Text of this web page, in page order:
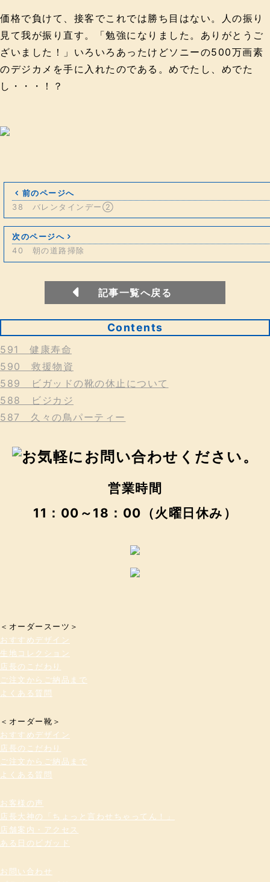
価格で負けて、接客でこれでは勝ち目はない。人の振り
見て我が振り直す。「勉強になりました。ありがとうご
ざいました！」いろいろあったけどソニーの500万画素
のデジカメを手に入れたのである。めでたし、めでた
し・・・！？
前のページへ
38 バレンタインデー②
次のページへ
40 朝の道路掃除
記事一覧へ戻る
Contents
591 健康寿命
590 救援物資
589 ビガッドの靴の休止について
588 ビジカジ
587 久々の鳥パーティー
営業時間
11：00～18：00（火曜日休み）
＜オーダースーツ＞
おすすめデザイン
生地コレクション
店長のこだわり
ご注文からご納品まで
よくある質問
＜オーダー靴＞
おすすめデザイン
店長のこだわり
ご注文からご納品まで
よくある質問
お客様の声
店長大神の「ちょっと言わせちゃってん！」
店舗案内・アクセス
ある日のビガッド
お問い合わせ